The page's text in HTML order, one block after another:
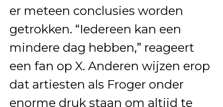
er meteen conclusies worden
getrokken. “Iedereen kan een
mindere dag hebben,” reageert
een fan op X. Anderen wijzen erop
dat artiesten als Froger onder
enorme druk staan om altijd te